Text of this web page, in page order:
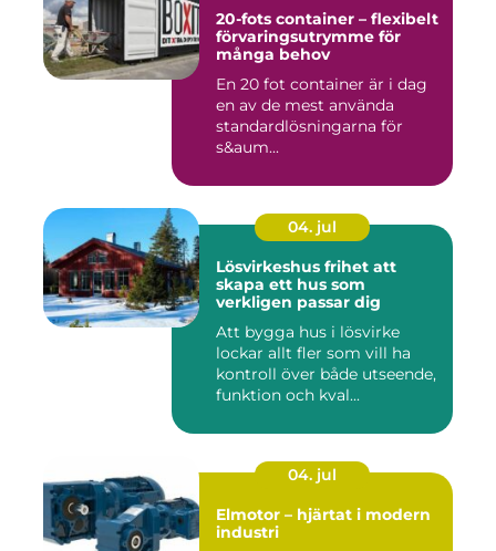
20-fots container – flexibelt
förvaringsutrymme för
många behov
En 20 fot container är i dag
en av de mest använda
standardlösningarna för
s&aum...
04. jul
Lösvirkeshus frihet att
skapa ett hus som
verkligen passar dig
Att bygga hus i lösvirke
lockar allt fler som vill ha
kontroll över både utseende,
funktion och kval...
04. jul
Elmotor – hjärtat i modern
industri